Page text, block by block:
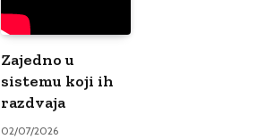
Zajedno u
sistemu koji ih
razdvaja
02/07/2026